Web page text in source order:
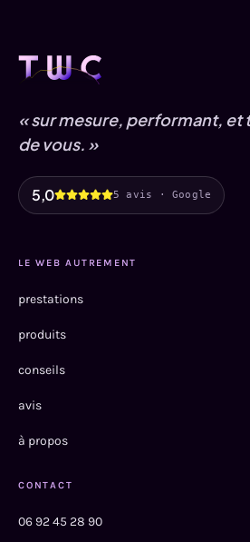
« sur mesure, performant,
de vous. »
5,0 5 avis · Google
LE WEB AUTREMENT
prestations
produits
conseils
avis
à propos
CONTACT
06 92 45 28 90